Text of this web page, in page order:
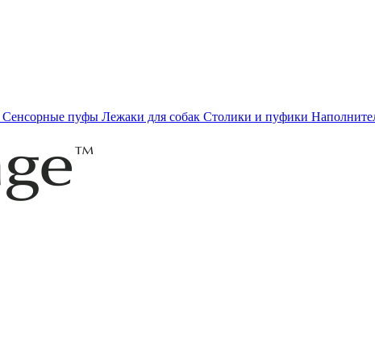
Сенсорные пуфы Лежаки для собак Столики и пуфики